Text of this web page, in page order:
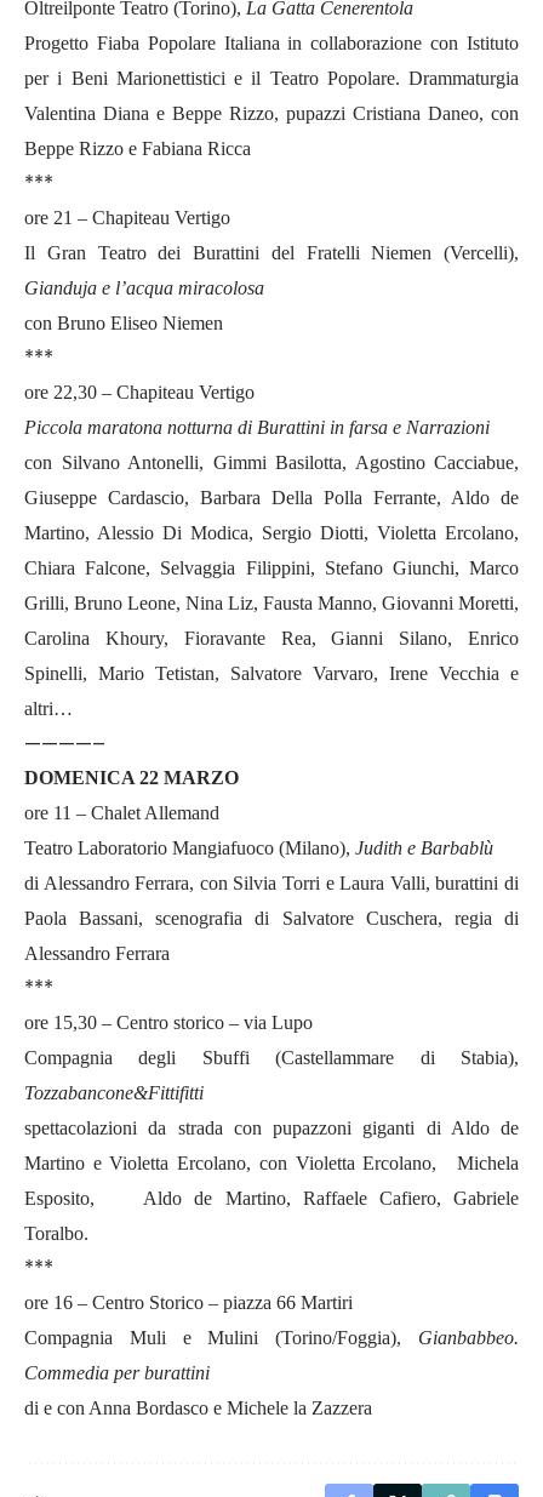
Oltreilponte Teatro (Torino), La Gatta Cenerentola
Progetto Fiaba Popolare Italiana in collaborazione con Istituto
per i Beni Marionettistici e il Teatro Popolare. Drammaturgia
Valentina Diana e Beppe Rizzo, pupazzi Cristiana Daneo, con
Beppe Rizzo e Fabiana Ricca
***
ore 21 – Chapiteau Vertigo
Il Gran Teatro dei Burattini del Fratelli Niemen (Vercelli),
Gianduja e l’acqua miracolosa
con Bruno Eliseo Niemen
***
ore 22,30 – Chapiteau Vertigo
Piccola maratona notturna di Burattini in farsa e Narrazioni
con Silvano Antonelli, Gimmi Basilotta, Agostino Cacciabue,
Giuseppe Cardascio, Barbara Della Polla Ferrante, Aldo de
Martino, Alessio Di Modica, Sergio Diotti, Violetta Ercolano,
Chiara Falcone, Selvaggia Filippini, Stefano Giunchi, Marco
Grilli, Bruno Leone, Nina Liz, Fausta Manno, Giovanni Moretti,
Carolina Khoury, Fioravante Rea, Gianni Silano, Enrico
Spinelli, Mario Tetistan, Salvatore Varvaro, Irene Vecchia e
altri…
————–
DOMENICA 22 MARZO
ore 11 – Chalet Allemand
Teatro Laboratorio Mangiafuoco (Milano), Judith e Barbablù
di Alessandro Ferrara, con Silvia Torri e Laura Valli, burattini di
Paola Bassani, scenografia di Salvatore Cuschera, regia di
Alessandro Ferrara
***
ore 15,30 – Centro storico – via Lupo
Compagnia degli Sbuffi (Castellammare di Stabia),
Tozzabancone&Fittifitti
spettacolazioni da strada con pupazzoni giganti di Aldo de
Martino e Violetta Ercolano, con Violetta Ercolano, Michela
Esposito, Aldo de Martino, Raffaele Cafiero, Gabriele
Toralbo.
***
ore 16 – Centro Storico – piazza 66 Martiri
Compagnia Muli e Mulini (Torino/Foggia), Gianbabbeo.
Commedia per burattini
di e con Anna Bordasco e Michele la Zazzera